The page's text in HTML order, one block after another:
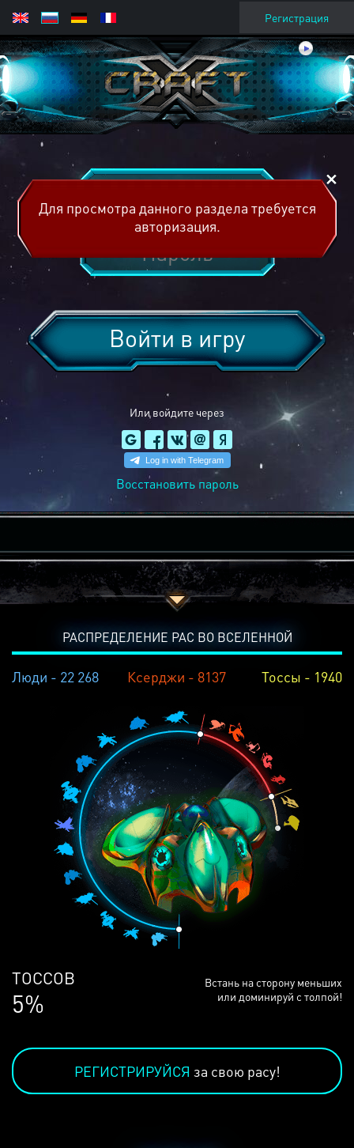
Регистрация
Или войдите через
Войти в игру
Восстановить пароль
Для просмотра данного раздела требуется
авторизация.
РАСПРЕДЕЛЕНИЕ РАС ВО ВСЕЛЕННОЙ
Люди - 22 268 Ксерджи - 8137 Тоссы - 1940
ЛЮДЕЙ
68%
Встань на сторону меньших
или доминируй с толпой!
РЕГИСТРИРУЙСЯ за свою расу!